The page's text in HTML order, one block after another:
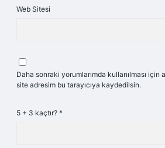
Web Sitesi
Daha sonraki yorumlarımda kullanılması için
site adresim bu tarayıcıya kaydedilsin.
5 + 3 kaçtır? *